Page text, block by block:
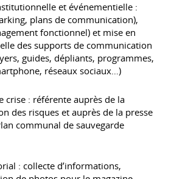
et événementielle :
plans de communication),
fonctionnel) et mise en
des supports de communication
guides, dépliants, programmes,
réseaux sociaux…)
crise : référente auprès de la
des risques et auprès de la presse
communal de sauvegarde
: collecte d’informations,